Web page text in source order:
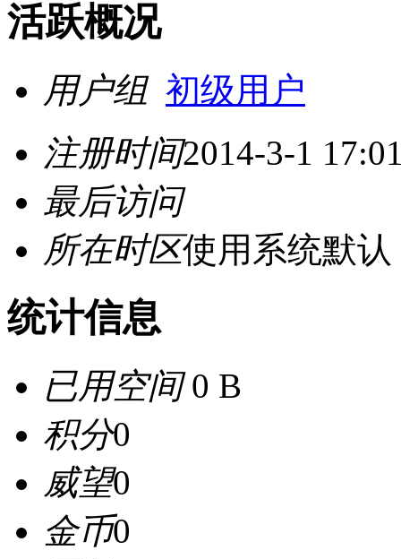
活跃概况
用户组 初级用户
注册时间2014-3-1
最后访问
所在时区使用系统默认
统计信息
已用空间0 B
积分0
威望0
金币0